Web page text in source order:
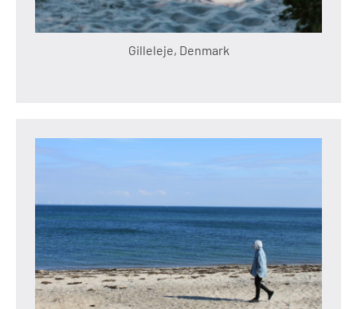
Gilleleje, Denmark